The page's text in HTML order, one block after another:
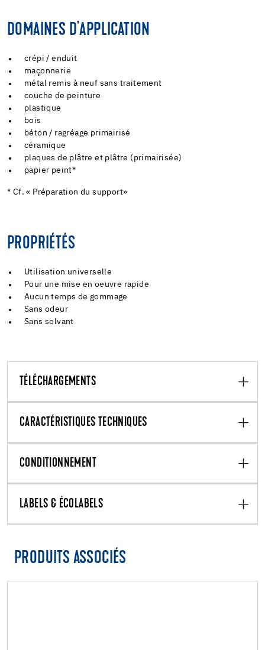
DOMAINES D'APPLICATION
crépi / enduit
maçonnerie
métal remis à neuf sans traitement
couche de peinture
plastique
bois
béton / ragréage primairisé
céramique
plaques de plâtre et plâtre (primairisée)
papier peint*
* Cf. « Préparation du support»
PROPRIÉTÉS
Utilisation universelle
Pour une mise en oeuvre rapide
Aucun temps de gommage
Sans odeur
Sans solvant
TÉLÉCHARGEMENTS
CARACTÉRISTIQUES TECHNIQUES
CONDITIONNEMENT
LABELS & ÉCOLABELS
PRODUITS ASSOCIÉS